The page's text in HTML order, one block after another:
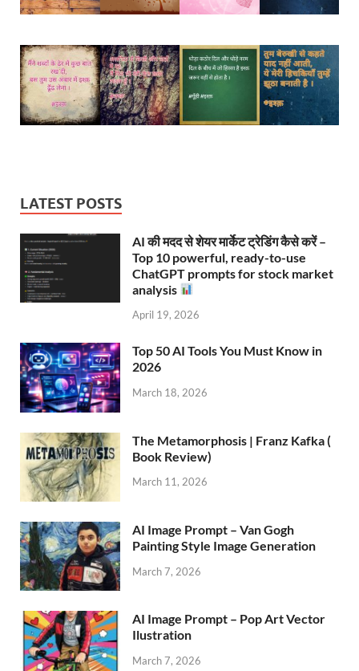
LATEST POSTS
AI की मदद से शेयर मार्केट ट्रेडिंग कैसे करें –
Top 10 powerful, ready-to-use
ChatGPT prompts for stock market
analysis
April 19, 2026
Top 50 AI Tools You Must Know in
2026
March 18, 2026
The Metamorphosis | Franz Kafka (
Book Review)
March 11, 2026
AI Image Prompt – Van Gogh
Painting Style Image Generation
March 7, 2026
AI Image Prompt – Pop Art Vector
Ilustration
March 7, 2026